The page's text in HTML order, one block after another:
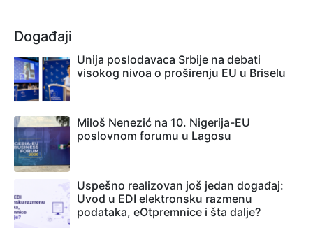
Događaji
Unija poslodavaca Srbije na debati
visokog nivoa o proširenju EU u Briselu
Miloš Nenezić na 10. Nigerija-EU
poslovnom forumu u Lagosu
Uspešno realizovan još jedan događaj:
Uvod u EDI elektronsku razmenu
podataka, eOtpremnice i šta dalje?